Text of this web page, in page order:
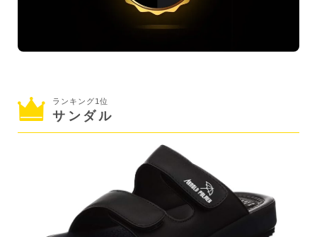
ランキング1位
サンダル